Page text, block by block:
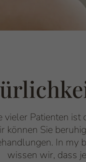
vieler Patienten
können Sie
In my
wissen wir, dass